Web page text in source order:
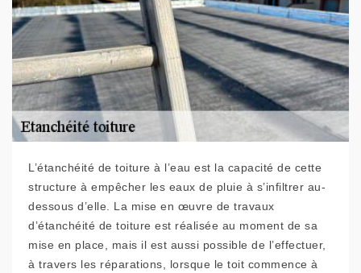
L’étanchéité de toiture à l’eau est la capacité de cette
structure à empêcher les eaux de pluie à s’infiltrer au-
dessous d’elle. La mise en œuvre de travaux
d’étanchéité de toiture est réalisée au moment de sa
mise en place, mais il est aussi possible de l’effectuer,
à travers les réparations, lorsque le toit commence à